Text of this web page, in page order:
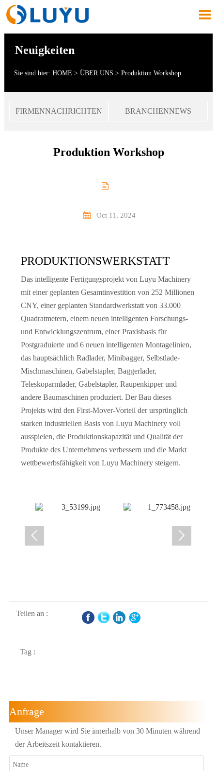

Neuigkeiten
Sie sind hier: HOME > ÜBER UNS > Produktion Workshop
FIRMENNACHRICHTEN BRANCHENNEWS
Produktion Workshop

 Oct 11, 2024
PRODUKTIONSWERKSTATT
Das intelligente Fertigungsprojekt von Luyu Machinery
mit einer geplanten Gesamtinvestition von 252 Millionen
CNY, einer geplanten Standardwerkstatt von 33.000
Quadratmetern, einem neuen intelligenten Forschungs-
und Entwicklungszentrum, einer Praxisbasis für
Postgraduierte und 6 neuen intelligenten Montagelinien,
das hauptsächlich Radlader, Minibagger, Selbstlade-
Mischmaschinen, Gabelstapler, Baggerlader,
Teleskoparmlader, Gabelstapler, Raupenkipper und
andere Baumaschinen produziert. Der Bau dieses
Projekts wird den First-Mover-Vorteil der ursprünglich
starken industriellen Basis von Luyu Machinery voll
ausspielen, die Produktionskapazität und Qualität der
Produkte des Unternehmens verbessern und die Markt
wettbewerbsfähigkeit von Luyu Machinery steigern.
 
Teilen an :
Tag :
Anfrage
Unser Manager wird Sie innerhalb von 30 Minuten während
der Arbeitszeit kontaktieren.